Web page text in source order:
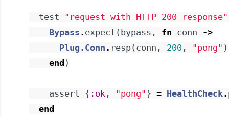
test "request with HTTP 200 response"
Bypass . expect ( bypass , fn conn
->
Plug.Conn . resp( conn , 200 , "pong" )
end )
assert { :ok , "pong"} = HealthCheck.
end